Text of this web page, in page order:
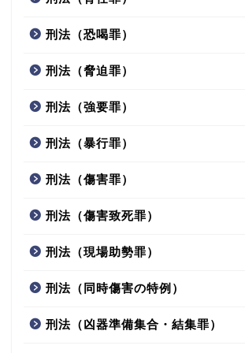
刑法（恐喝罪）
刑法（脅迫罪）
刑法（強要罪）
刑法（暴行罪）
刑法（傷害罪）
刑法（傷害致死罪）
刑法（現場助勢罪）
刑法（同時傷害の特例）
刑法（凶器準備集合・結集罪）